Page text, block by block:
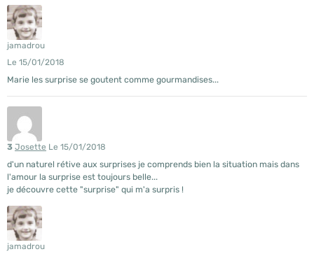
jamadrou
Le 15/01/2018
Marie les surprise se goutent comme gourmandises...
3 Josette Le 15/01/2018
d'un naturel rétive aux surprises je comprends bien la situation mais dans
l'amour la surprise est toujours belle...
je découvre cette "surprise" qui m'a surpris !
jamadrou